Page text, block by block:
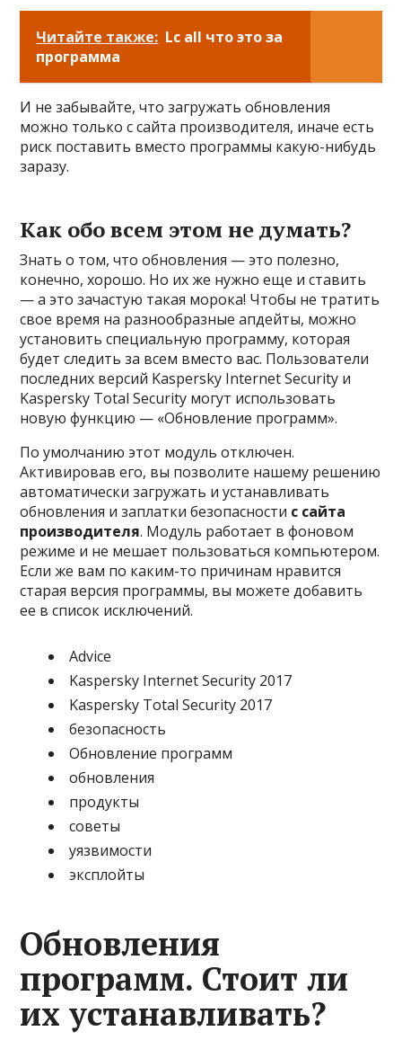
Читайте также: Lc all что это за
программа
И не забывайте, что загружать обновления
можно только с сайта производителя, иначе есть
риск поставить вместо программы какую-нибудь
заразу.
Как обо всем этом не думать?
Знать о том, что обновления — это полезно,
конечно, хорошо. Но их же нужно еще и ставить
— а это зачастую такая морока! Чтобы не тратить
свое время на разнообразные апдейты, можно
установить специальную программу, которая
будет следить за всем вместо вас. Пользователи
последних версий Kaspersky Internet Security и
Kaspersky Total Security могут использовать
новую функцию — «Обновление программ».
По умолчанию этот модуль отключен.
Активировав его, вы позволите нашему решению
автоматически загружать и устанавливать
обновления и заплатки безопасности с сайта
производителя. Модуль работает в фоновом
режиме и не мешает пользоваться компьютером.
Если же вам по каким-то причинам нравится
старая версия программы, вы можете добавить
ее в список исключений.
Advice
Kaspersky Internet Security 2017
Kaspersky Total Security 2017
безопасность
Обновление программ
обновления
продукты
советы
уязвимости
эксплойты
Обновления
программ. Стоит ли
их устанавливать?